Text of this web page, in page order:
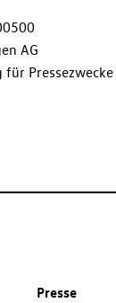
AG
für
Presse